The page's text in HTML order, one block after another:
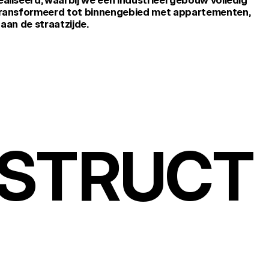
tot binnengebied met appartementen,
de straatzijde.﻿